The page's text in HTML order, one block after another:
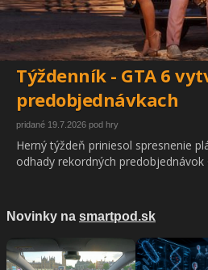
Týždenník - GTA 6
predobjednávkach
pridané 19.7.2026 pod hry
Herný týždeň priniesol spresnenie
odhady rekordných predobjednávok